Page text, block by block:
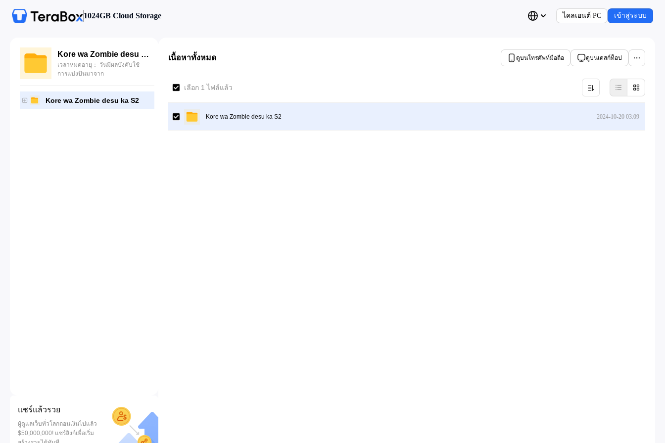
1024GB Cloud Storage ไคลเอนต์ PC เข้าสู่ระบบ
Kore wa Zombie desu ka S2
เวลาหมดอายุ： วันมีผลบังคับใช้
การแบ่งปันมาจาก
Kore wa Zombie desu ka S2
แชร์แล้วรวย
ผู้ดูแลเว็บทั่วโลกถอนเงินไปแล้ว
$50,000,000! แชร์ลิงก์เพื่อเริ่ม
เนื้อหาทั้งหมด ดูบนโทรศัพท์มือถือ ดูบนเดสก์ท็อป
เลือก 1 ไฟล์แล้ว
Kore wa Zombie desu ka S2 2024-10-20 03:09